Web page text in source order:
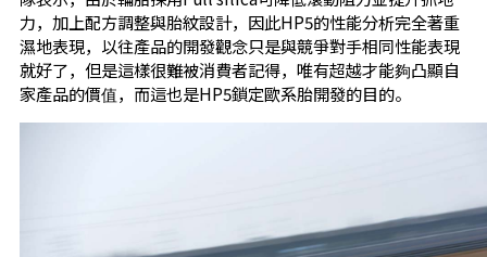
力，加上配方調整與胎紋設計，因此HP5的性能分析完全著重
濕地表現，以往產品的開發觀念只是與競爭對手相同性能表現
就好了，但是這樣很難被消費者記得，唯有超越才能夠凸顯自
家產品的價值，而這也是HP5鎖定歐系胎開發的目的。